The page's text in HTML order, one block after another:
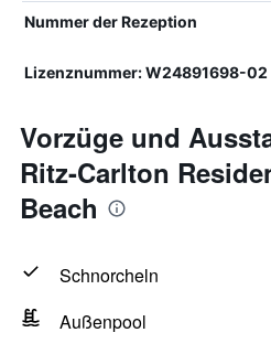
Nummer der Rezeption
Lizenznummer: W24891698-02
Vorzüge und
Ritz-Carlton
Beach
Schnorcheln
Außenpool